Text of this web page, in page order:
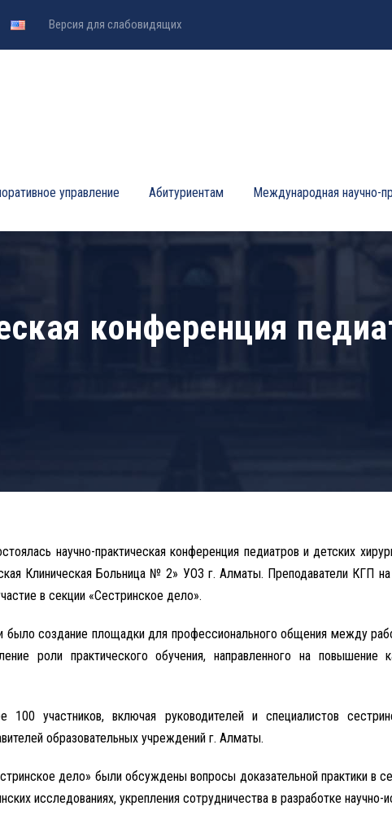
Версия для слабовидящих
управление Абитуриентам Международная научно-
конференция
научно-практическая конференция педиатров и детских
Клиническая Больница № 2» УОЗ г. Алматы. Преподаватели КГП
в секции «Сестринское дело».
было создание площадки для профессионального общения между
роли практического обучения, направленного на повышение
100 участников, включая руководителей и специалистов
образовательных учреждений г. Алматы.
дело» были обсуждены вопросы доказательной практики в
исследованиях, укрепления сотрудничества в разработке научно-